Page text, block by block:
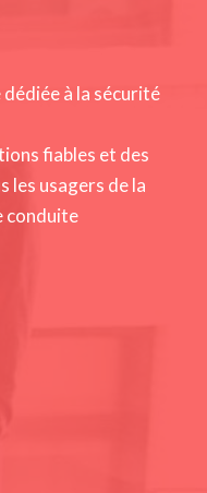
à la sécurité
fiables et des
les usagers de la
conduite